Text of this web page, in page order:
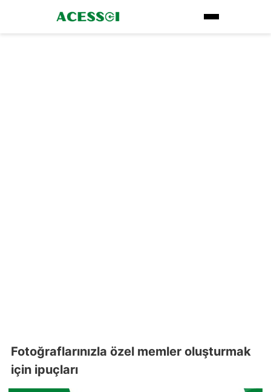
Fotoğraflarınızla özel memler oluşturmak
için ipuçları